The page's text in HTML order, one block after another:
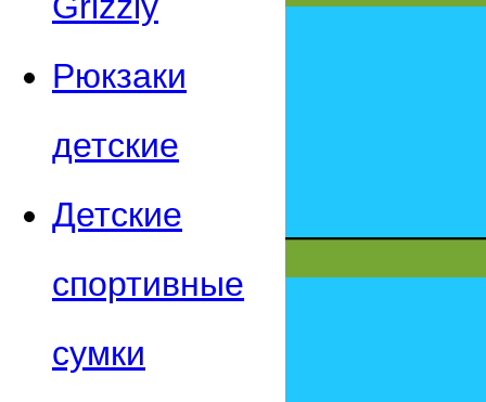
Рюкзаки
детские
Детские
спортивные
сумки